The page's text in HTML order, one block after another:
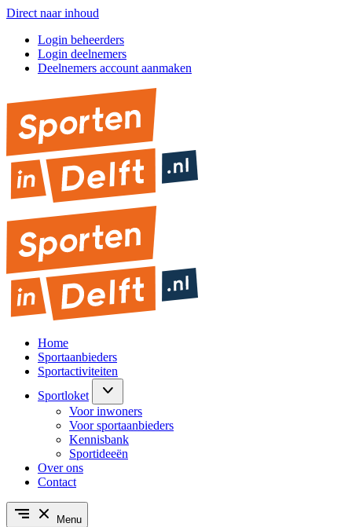
Direct naar inhoud
Login beheerders
Login deelnemers
Deelnemers account aanmaken
Home
Sportaanbieders
Sportactiviteiten
Sportloket
Voor inwoners
Voor sportaanbieders
Kennisbank
Sportideeën
Over ons
Contact
Menu